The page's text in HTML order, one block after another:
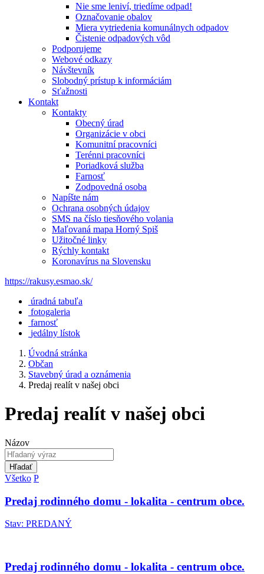
Nie sme leniví, triedíme odpad!
Označovanie obalov
Miera vytriedenia komunálnych odpadov
Čistenie odpadových vôd
Podporujeme
Webové odkazy
Návštevník
Slobodný prístup k informáciám
Sťažnosti
Kontakt
Kontakty
Obecný úrad
Organizácie v obci
Komunitní pracovníci
Terénni pracovníci
Poriadková služba
Farnosť
Zodpovedná osoba
Napíšte nám
Ochrana osobných údajov
SMS na číslo tiesňového volania
Maľovaná mapa Horný Spiš
Užitočné linky
Rýchly kontakt
Koronavírus na Slovensku
https://rakusy.esmao.sk/
úradná tabuľa
fotogaleria
farnosť
jedálny lístok
Úvodná stránka
Občan
Stavebný úrad a oznámenia
Predaj realít v našej obci
Predaj realít v našej obci
Názov
Hľadať
Všetko P
Predaj rodinného domu - lokalita - centrum obce.
Stav: PREDANÝ
Predaj rodinného domu - lokalita - centrum obce.